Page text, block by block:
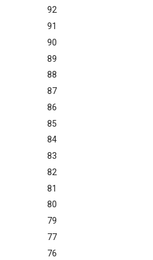
92
91
90
89
88
87
86
85
84
83
82
81
80
79
77
76